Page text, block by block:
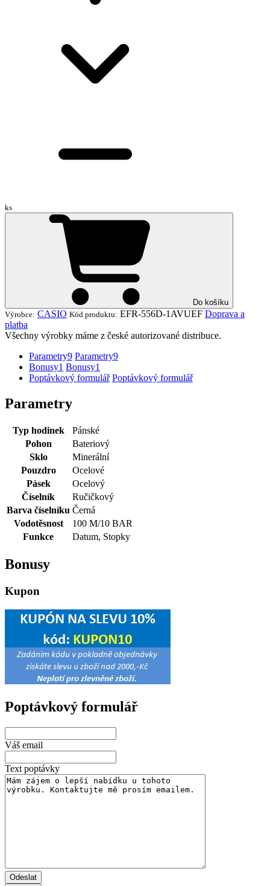
ks
Do košíku
Výrobce: CASIO Kód produktu: EFR-556D-1AVUEF Doprava a
platba
Všechny výrobky máme z české autorizované distribuce.
Parametry9 Parametry9
Bonusy1 Bonusy1
Poptávkový formulář Poptávkový formulář
Parametry
Typ hodinek
Pánské
Pohon
Bateriový
Sklo
Minerální
Pouzdro
Ocelové
Pásek
Ocelový
Číselník
Ručičkový
Barva číselníku Černá
Vodotěsnost
100 M/10 BAR
Funkce
Datum, Stopky
Bonusy
Kupon
Poptávkový formulář
Váš email
Text poptávky